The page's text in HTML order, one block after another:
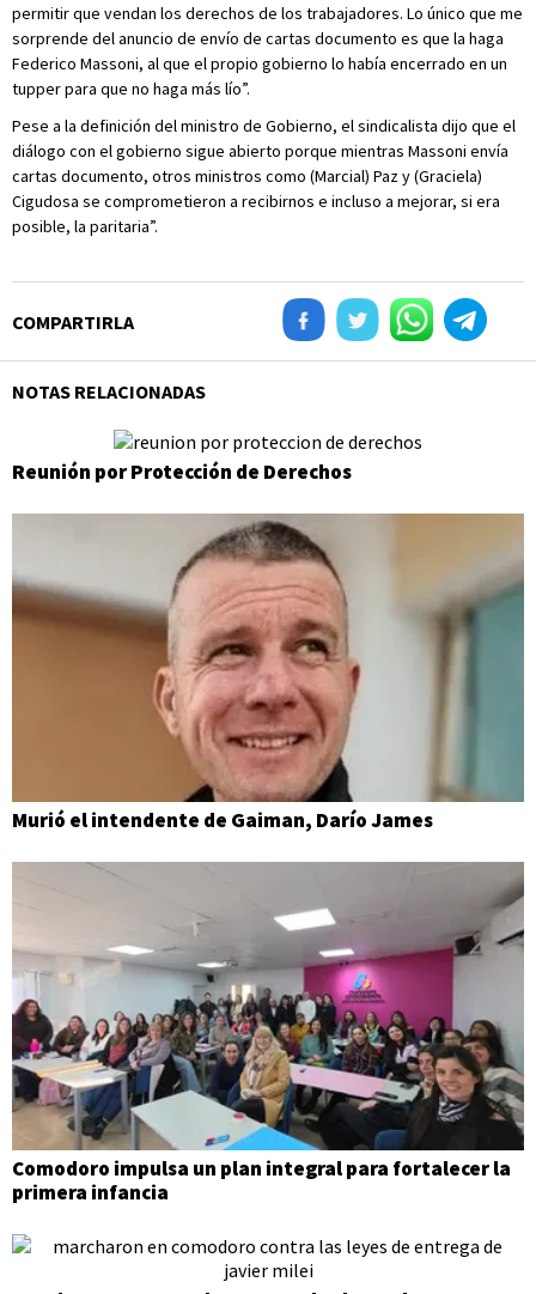
permitir que vendan los derechos de los trabajadores. Lo único que me
sorprende del anuncio de envío de cartas documento es que la haga
Federico Massoni, al que el propio gobierno lo había encerrado en un
tupper para que no haga más lío”.
Pese a la definición del ministro de Gobierno, el sindicalista dijo que el
diálogo con el gobierno sigue abierto porque mientras Massoni envía
cartas documento, otros ministros como (Marcial) Paz y (Graciela)
Cigudosa se comprometieron a recibirnos e incluso a mejorar, si era
posible, la paritaria”.
COMPARTIRLA
NOTAS RELACIONADAS
Reunión por Protección de Derechos
Murió el intendente de Gaiman, Darío James
Comodoro impulsa un plan integral para fortalecer la
primera infancia